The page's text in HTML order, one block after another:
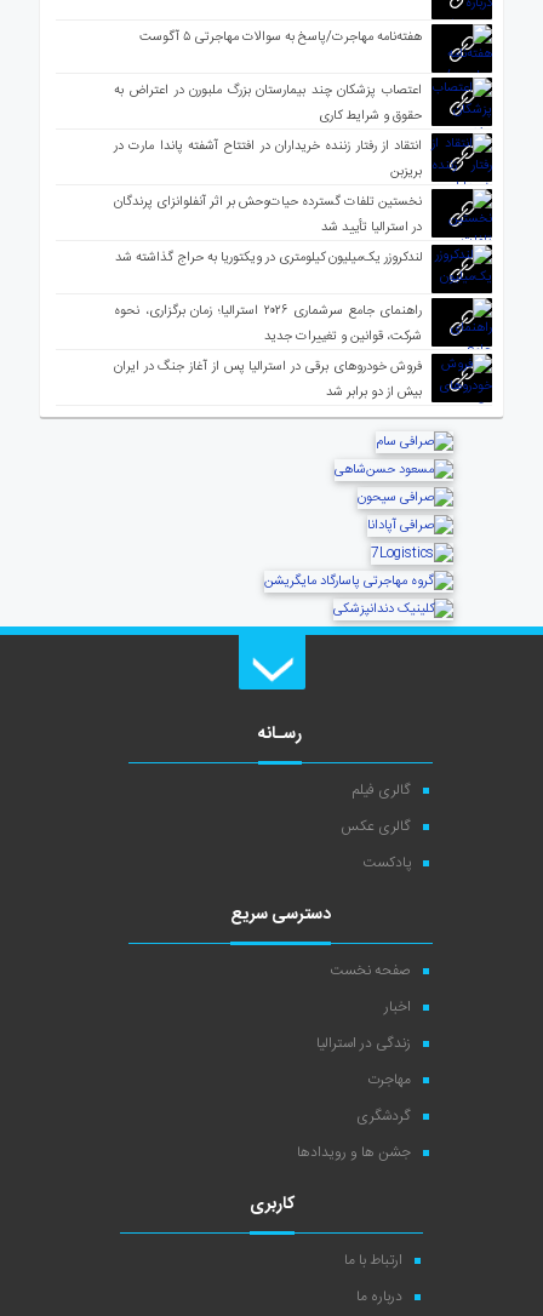
هفته‌نامه مهاجرت/پاسخ به سوالات مهاجرتی ۵ آگوست
اعتصاب پزشکان چند بیمارستان بزرگ ملبورن در اعتراض به
حقوق و شرایط کاری
انتقاد از رفتار زننده خریداران در افتتاح آشفته پاندا مارت در
بریزبن
نخستین تلفات گسترده حیات‌وحش بر اثر آنفلوانزای پرندگان
در استرالیا تأیید شد
لندکروزر یک‌میلیون کیلومتری در ویکتوریا به حراج گذاشته شد
راهنمای جامع سرشماری ۲۰۲۶ استرالیا؛ زمان برگزاری، نحوه
شرکت، قوانین و تغییرات جدید
فروش خودروهای برقی در استرالیا پس از آغاز جنگ در ایران
بیش از دو برابر شد
رسـانه
گالری فیلم
گالری عکس
پادکست
دسترسی سریع
صفحه نخست
اخبار
زندگی در استرالیا
مهاجرت
گردشگری
جشن ها و رویدادها
کاربری
ارتباط با ما
درباره ما